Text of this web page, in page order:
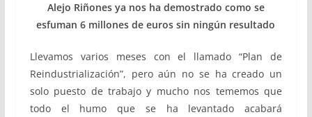
Alejo Riñones ya nos ha demostrado como se
esfuman 6 millones de euros sin ningún resultado
Llevamos varios meses con el llamado “Plan de
Reindustrialización”, pero aún no se ha creado un
solo puesto de trabajo y mucho nos tememos que
todo el humo que se ha levantado acabará